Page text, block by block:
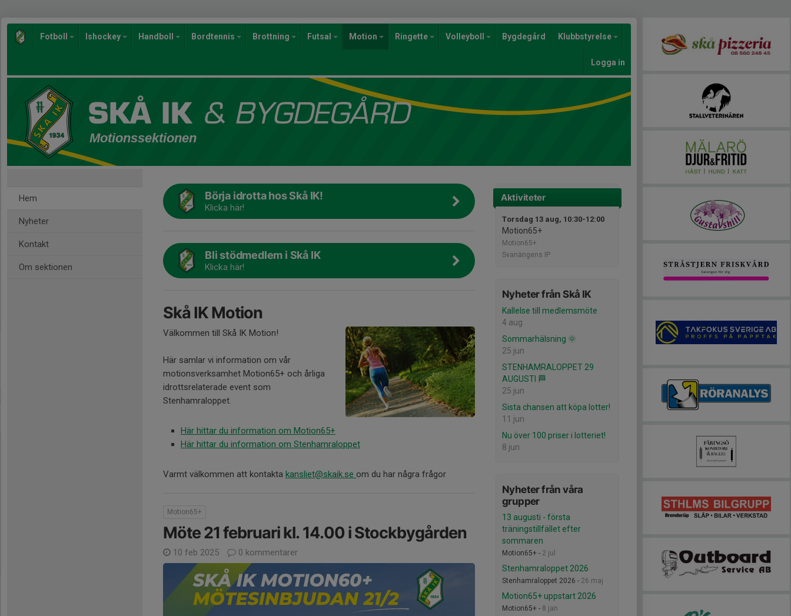
Fotboll Ishockey Handboll Bordtennis Brottning Futsal Motion Ringette Volleyboll Bygdegård Klubbstyrelse
Logga in
Motionssektionen
Hem
Nyheter
Kontakt
Om sektionen
Aktiviteter
Torsdag 13 aug, 10:30-12:00
Motion65+
Motion65+
Svanängens IP
Nyheter från Skå IK
Kallelse till medlemsmöte
4 aug
Sommarhälsning 🌞
25 jun
STENHAMRALOPPET 29
AUGUSTI 🏁
25 jun
Sista chansen att köpa lotter!
11 jun
Nu över 100 priser i lotteriet!
8 jun
Nyheter från våra
grupper
13 augusti - första
träningstillfället efter
sommaren
Motion65+ - 2 jul
Stenhamraloppet 2026
Stenhamraloppet 2026 - 26 maj
Motion65+ uppstart 2026
Motion65+ - 8 jan
Börja idrotta hos Skå IK!
Klicka här!
Bli stödmedlem i Skå IK
Klicka här!
Skå IK Motion
Välkommen till Skå IK Motion!
Här samlar vi information om vår
motionsverksamhet Motion65+ och årliga
idrottsrelaterade event som
Stenhamraloppet.
Här hittar du information om Motion65+
Här hittar du information om Stenhamraloppet
Varmt välkommen att kontakta kansliet@skaik.se om du har några frågor
Motion65+
Möte 21 februari kl. 14.00 i Stockbygården
10 feb 2025 0 kommentarer